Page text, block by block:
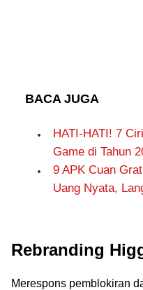
BACA JUGA
HATI-HATI! 7
Game di Tahun
9 APK Cuan
Uang Nyata,
Rebranding
Merespons pemblokiran